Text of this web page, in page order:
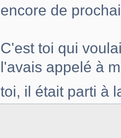
encore de
C'est toi qui
l'avais appelé à
toi, il était parti à